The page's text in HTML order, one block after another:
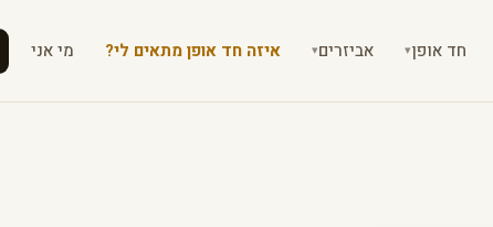
חד אופן▾ אביזרים▾ איזה חד אופן מתאים לי? מי אני